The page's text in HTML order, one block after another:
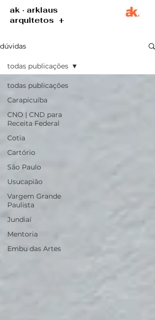
ak · arklaus
arquitetos +
dúvidas
todas publicações
Carapicuíba
CNO | CND para
Receita Federal
Cotia
Cartório
São Paulo
Usucapião
Vargem Grande
Paulista
Jundiaí
Mentoria
Embu das Artes
todas publicações